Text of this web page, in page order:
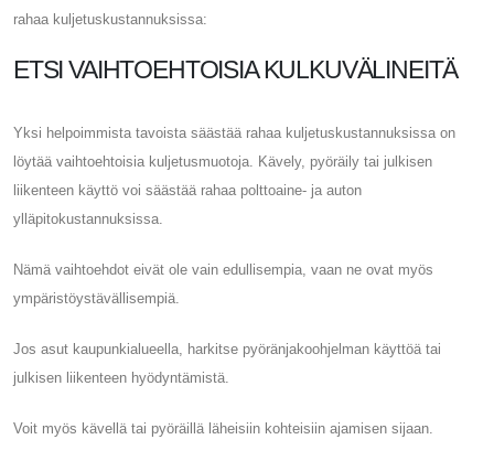
rahaa kuljetuskustannuksissa:
ETSI VAIHTOEHTOISIA KULKUVÄLINEITÄ
Yksi helpoimmista tavoista säästää rahaa kuljetuskustannuksissa on
löytää vaihtoehtoisia kuljetusmuotoja. Kävely, pyöräily tai julkisen
liikenteen käyttö voi säästää rahaa polttoaine- ja auton
ylläpitokustannuksissa.
Nämä vaihtoehdot eivät ole vain edullisempia, vaan ne ovat myös
ympäristöystävällisempiä.
Jos asut kaupunkialueella, harkitse pyöränjakoohjelman käyttöä tai
julkisen liikenteen hyödyntämistä.
Voit myös kävellä tai pyöräillä läheisiin kohteisiin ajamisen sijaan.